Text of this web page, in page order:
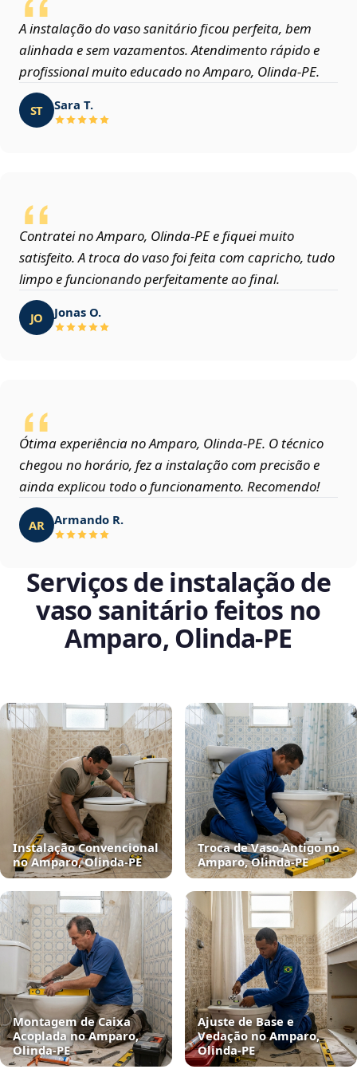
A instalação do vaso sanitário ficou perfeita, bem
alinhada e sem vazamentos. Atendimento rápido e
profissional muito educado no Amparo, Olinda‑PE.
ST Sara T.
Contratei no Amparo, Olinda‑PE e fiquei muito
satisfeito. A troca do vaso foi feita com capricho, tudo
limpo e funcionando perfeitamente ao final.
JO Jonas O.
Ótima experiência no Amparo, Olinda‑PE. O técnico
chegou no horário, fez a instalação com precisão e
ainda explicou todo o funcionamento. Recomendo!
AR Armando R.
Serviços de instalação de
vaso sanitário feitos no
Amparo, Olinda‑PE
Instalação Convencional
no Amparo, Olinda‑PE
Troca de Vaso Antigo no
Amparo, Olinda‑PE
Montagem de Caixa
Acoplada no Amparo,
Olinda‑PE
Ajuste de Base e
Vedação no Amparo,
Olinda‑PE